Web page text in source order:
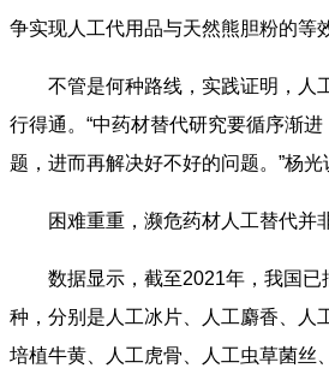
争实现人工代用品与天然熊胆粉的等
不管是何种路线，实践证明，人
行得通。“中药材替代研究要循序渐
题，进而再解决好不好的问题。”杨光
困难重重，濒危药材人工替代并
数据显示，截至2021年，我国
种，分别是人工冰片、人工麝香、人
培植牛黄、人工虎骨、人工虫草菌丝